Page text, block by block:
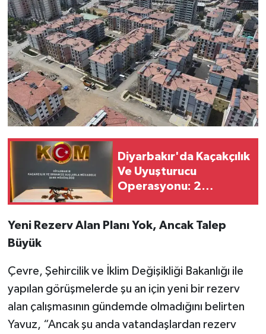
Diyarbakır'da Kaçakçılık
Ve Uyuşturucu
Operasyonu: 2
Yeni Rezerv Alan Planı Yok, Ancak Talep
Büyük
Çevre, Şehircilik ve İklim Değişikliği Bakanlığı ile
yapılan görüşmelerde şu an için yeni bir rezerv
alan çalışmasının gündemde olmadığını belirten
Yavuz, “Ancak şu anda vatandaşlardan rezerv